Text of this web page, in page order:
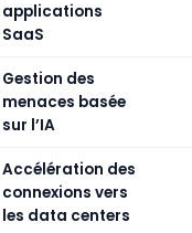
applications
SaaS
Gestion des
menaces basée
sur l’IA
Accélération des
connexions vers
les data centers